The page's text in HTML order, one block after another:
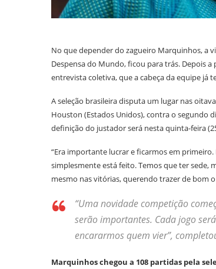
No que depender do zagueiro Marquinhos, a
Despensa do Mundo, ficou para trás. Depois
entrevista coletiva, que a cabeça da equipe já
A seleção brasileira disputa um lugar nas
Houston (Estados Unidos), contra o segundo
definição do justador será nesta quinta-feira
“Era importante lucrar e ficarmos em
simplesmente está feito. Temos que ter sede,
mesmo nas vitórias, querendo trazer de bom
“Uma novidade competição
serão importantes. Cada jogo
encararmos quem vier”,
Marquinhos chegou a 108 partidas pela